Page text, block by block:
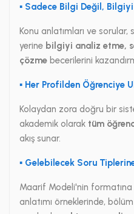
▪ Sadece Bilgi Değil,
Konu anlatımları ve
yerine bilgiyi analiz etme,
çözme becerilerini
▪ Her Profilden Öğrenciye
Kolaydan zora doğru bir
akademik olarak tüm
akış sunar.
▪ Gelebilecek Soru
Maarif Modeli'nin
anlatımı örneklerinde,